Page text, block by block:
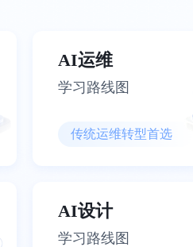
AI运维
学习路线图
传统运维转型首选
AI设计
学习路线图